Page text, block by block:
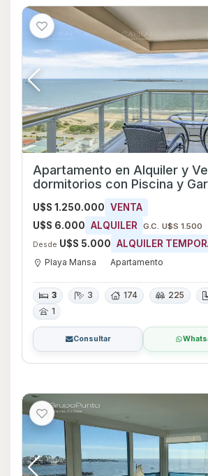
Apartamento en Alquiler y
dormitorios con Piscina y
Playa Mansa, Maldonado
U$S 1.250.000 VENTA
U$S 6.000 ALQUILER
G.C. U$S 1.500
Desde U$S 5.000 ALQUILER
Playa Mansa Apartamento
3 3 174 225
1
Consultar